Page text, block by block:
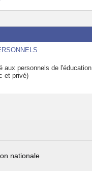
aux personnels de l'éducation
et privé)
nationale